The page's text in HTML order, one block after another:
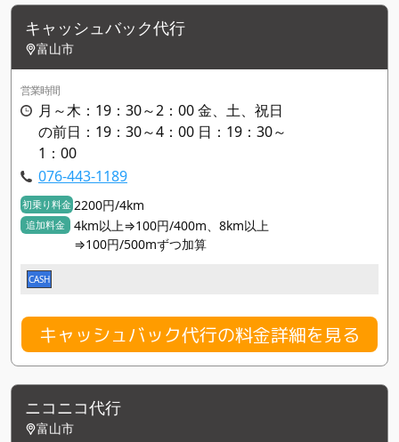
キャッシュバック代行
富山市
営業時間
月～木：19：30～2：00 金、土、祝日
の前日：19：30～4：00 日：19：30～
1：00
076-443-1189
初乗り料金 2200円/4km
追加料金
4km以上⇒100円/400m、8km以上
⇒100円/500mずつ加算
CASH
キャッシュバック代行の料金詳細を見る
ニコニコ代行
富山市